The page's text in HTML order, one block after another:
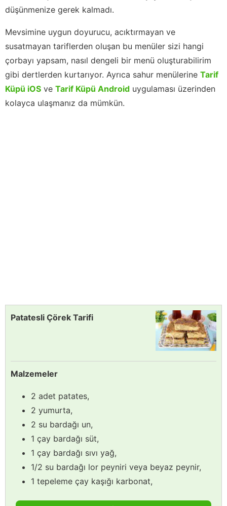
düşünmenize gerek kalmadı.
Mevsimine uygun doyurucu, acıktırmayan ve
susatmayan tariflerden oluşan bu menüler sizi hangi
çorbayı yapsam, nasıl dengeli bir menü oluşturabilirim
gibi dertlerden kurtarıyor. Ayrıca sahur menülerine Tarif
Küpü iOS ve Tarif Küpü Android uygulaması üzerinden
kolayca ulaşmanız da mümkün.
Patatesli Çörek Tarifi
Malzemeler
2 adet patates,
2 yumurta,
2 su bardağı un,
1 çay bardağı süt,
1 çay bardağı sıvı yağ,
1/2 su bardağı lor peyniri veya beyaz peynir,
1 tepeleme çay kaşığı karbonat,